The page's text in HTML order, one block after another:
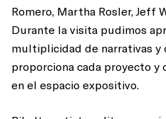
Romero, Martha Rosler, Jeff
Durante la visita pudimos
multiplicidad de narrativas y
proporciona cada proyecto y
en el espacio expositivo.